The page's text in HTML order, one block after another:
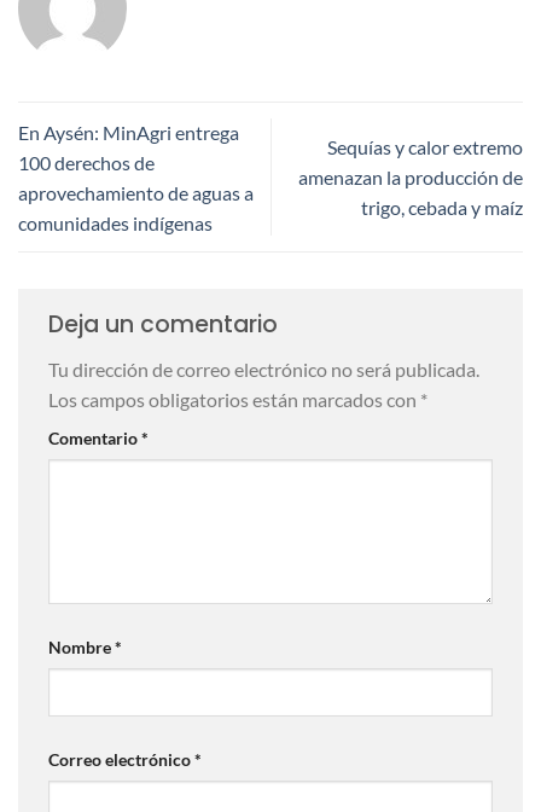
En Aysén: MinAgri entrega
100 derechos de
aprovechamiento de aguas a
comunidades indígenas
Sequías y calor extremo
amenazan la producción de
trigo, cebada y maíz
Deja un comentario
Tu dirección de correo electrónico no será publicada.
Los campos obligatorios están marcados con *
Comentario*
Nombre*
Correo electrónico*